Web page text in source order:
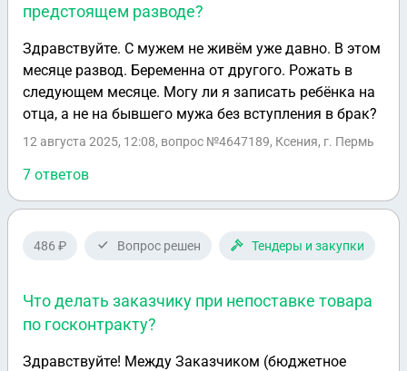
предстоящем разводе?
Здравствуйте. С мужем не живём уже давно. В этом
месяце развод. Беременна от другого. Рожать в
следующем месяце. Могу ли я записать ребёнка на
отца, а не на бывшего мужа без вступления в брак?
12 августа 2025, 12:08, вопрос №4647189, Ксения, г. Пермь
7 ответов
486 ₽ Вопрос решен Тендеры и закупки
Что делать заказчику при непоставке товара
по госконтракту?
Здравствуйте! Между Заказчиком (бюджетное